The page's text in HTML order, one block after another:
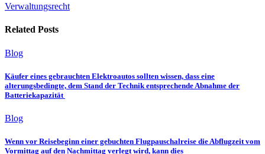
Verwaltungsrecht
Related Posts
Blog
Käufer eines gebrauchten Elektroautos sollten wissen, dass eine
alterungsbedingte, dem Stand der Technik entsprechende Abnahme der
Batteriekapazität
Blog
Wenn vor Reisebeginn einer gebuchten Flugpauschalreise die Abflugzeit vom
Vormittag auf den Nachmittag verlegt wird, kann dies